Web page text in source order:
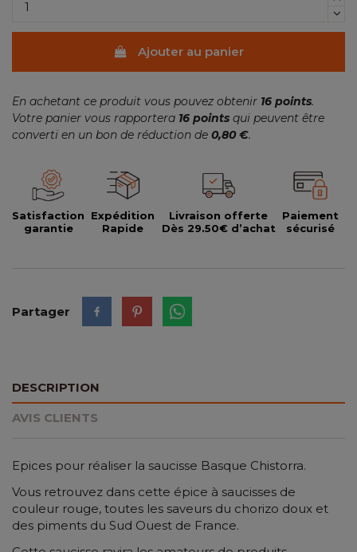
Ajouter au panier
En achetant ce produit vous pouvez obtenir 16 points.
Votre panier vous rapportera 16 points qui peuvent être
converti en un bon de réduction de 0,80 €.
Satisfaction
garantie
Expédition
Rapide
Livraison offerte
Dès 29.50€ d’achat
Paiement
sécurisé
Partager
DESCRIPTION
AVIS CLIENTS
Epices pour réaliser la saucisse Basque Chistorra.
Vous retrouvez dans cette épice à saucisses de
couleur rouge, toutes les saveurs du chorizo doux et
des piments du Sud Ouest de France.